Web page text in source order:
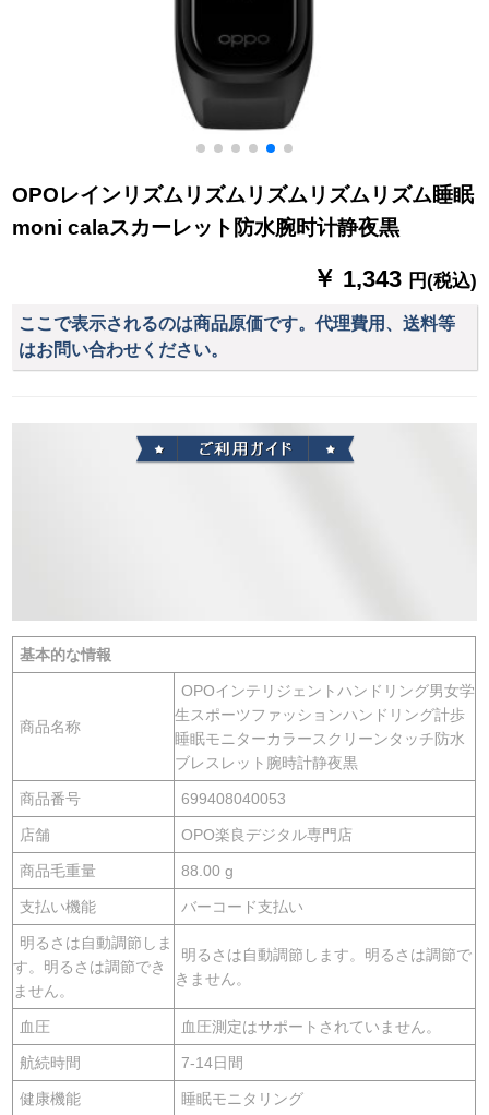
OPOレインリズムリズムリズムリズムリズム睡眠
moni calaスカーレット防水腕时计静夜黒
￥ 1,343 円(税込)
ここで表示されるのは商品原価です。代理費用、送料等
はお問い合わせください。
基本的な情報
商品名称
OPOインテリジェントハンドリング男女学
生スポーツファッションハンドリング計歩
睡眠モニターカラースクリーンタッチ防水
ブレスレット腕時計静夜黒
商品番号 699408040053
店舗 OPO楽良デジタル専門店
商品毛重量 88.00 g
支払い機能 バーコード支払い
明るさは自動調節しま
す。明るさは調節でき
ません。
明るさは自動調節します。明るさは調節で
きません。
血圧 血圧測定はサポートされていません。
航続時間 7-14日間
健康機能 睡眠モニタリング